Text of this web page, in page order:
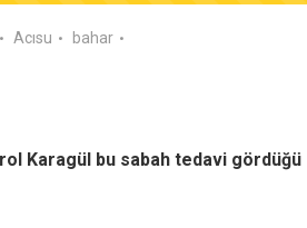
• Acısu • bahar •
Karagül bu sabah tedavi gördüğü